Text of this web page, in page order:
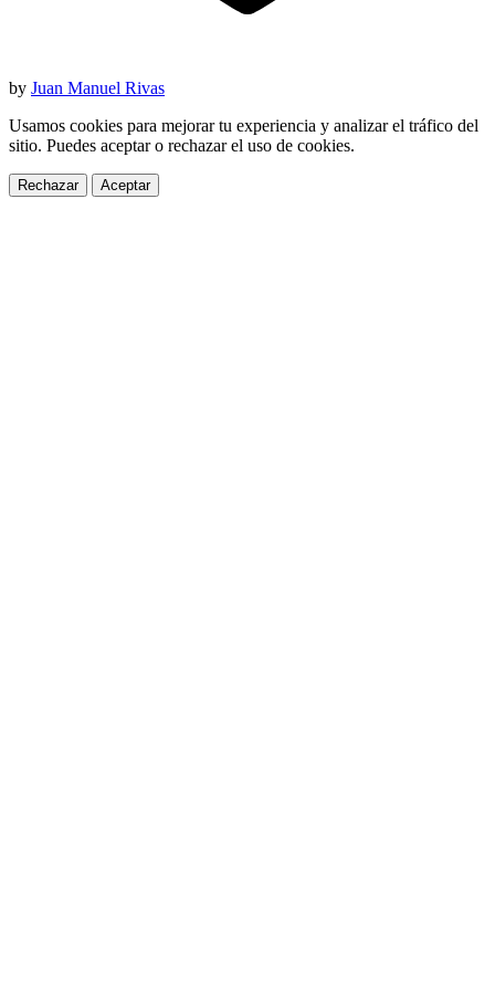
by Juan Manuel Rivas
Usamos cookies para mejorar tu experiencia y analizar el tráfico del
sitio. Puedes aceptar o rechazar el uso de cookies.
Rechazar Aceptar